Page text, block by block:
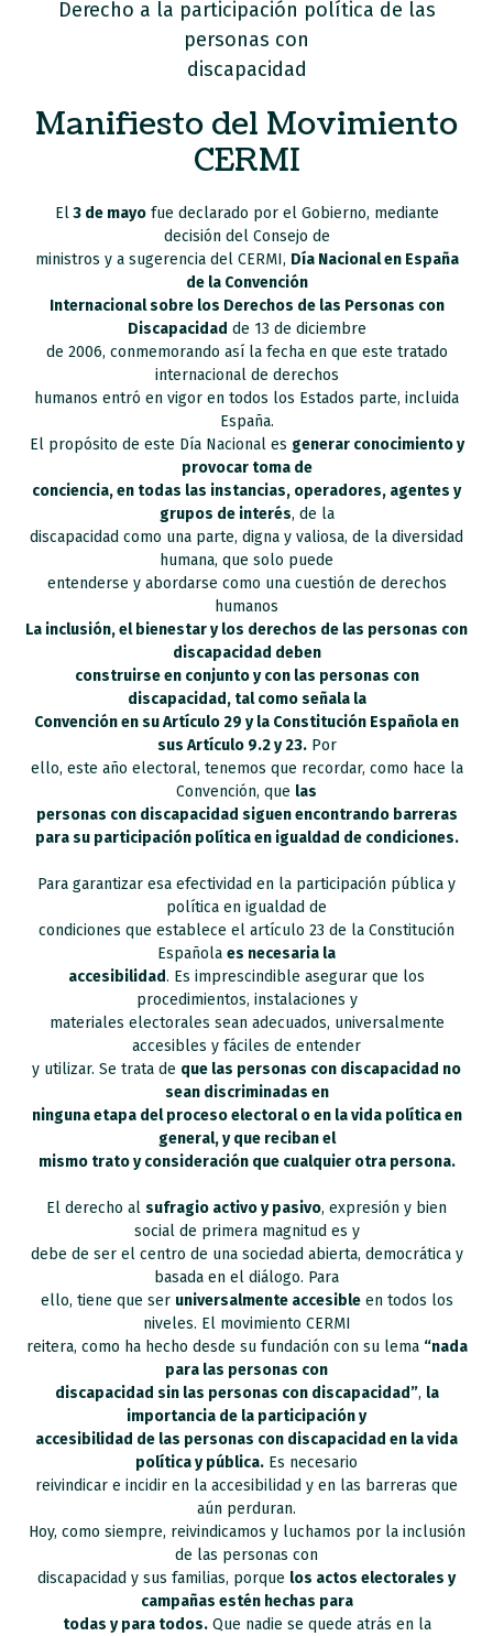
Derecho a la participación política de las
personas con
discapacidad
Manifiesto del Movimiento
CERMI
El3 de mayofue declarado por el Gobierno, mediante
decisión del Consejo de
ministros y a sugerencia del CERMI, Día Nacional en España
de la Convención
Internacional sobre los Derechos de las Personas con
Discapacidad de 13 de diciembre
de 2006, conmemorando así la fecha en que este tratado
internacional de derechos
humanos entró en vigor en todos los Estados parte, incluida
España.
El propósito de este Día Nacional es generar conocimiento y
provocar toma de
conciencia, en todas las instancias, operadores, agentes y
grupos de interés, de la
discapacidad como una parte, digna y valiosa, de la diversidad
humana, que solo puede
entenderse y abordarse como una cuestión de derechos
humanos
La inclusión, el bienestar y los derechos de las personas con
discapacidad deben
construirse en conjunto y con las personas con
discapacidad, tal como señala la
Convención en su Artículo 29 y la Constitución Española en
sus Artículo 9.2 y 23.Por
ello, este año electoral, tenemos que recordar, como hace la
Convención, que las
personas con discapacidad siguen encontrando barreras
para su participación política en igualdad de condiciones.
Para garantizar esa efectividad en la participación pública y
política en igualdad de
condiciones que establece el artículo 23 de la Constitución
Española es necesaria la
accesibilidad. Es imprescindible asegurar que los
procedimientos, instalaciones y
materiales electorales sean adecuados, universalmente
accesibles y fáciles de entender
y utilizar. Se trata de que las personas con discapacidad no
sean discriminadas en
ninguna etapa del proceso electoral o en la vida política en
general, y que reciban el
mismo trato y consideración que cualquier otra persona.
El derecho al sufragio activo y pasivo, expresión y bien
social de primera magnitud es y
debe de ser el centro de una sociedad abierta, democrática y
basada en el diálogo. Para
ello, tiene que ser universalmente accesibleen todos los
niveles. El movimiento CERMI
reitera, como ha hecho desde su fundación con su lema “nada
para las personas con
discapacidad sin las personas con discapacidad”, la
importancia de la participación y
accesibilidad de las personas con discapacidad en la vida
política y pública. Es necesario
reivindicar e incidir en la accesibilidad y en las barreras que
aún perduran.
Hoy, como siempre, reivindicamos y luchamos por la inclusión
de las personas con
discapacidad y sus familias, porque los actos electorales y
campañas estén hechas para
todas y para todos.Que nadie se quede atrás en la